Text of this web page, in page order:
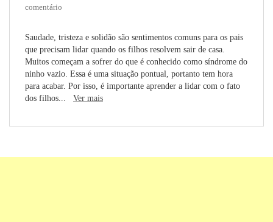
comentário
Saudade, tristeza e solidão são sentimentos comuns para os pais
que precisam lidar quando os filhos resolvem sair de casa.
Muitos começam a sofrer do que é conhecido como síndrome do
ninho vazio. Essa é uma situação pontual, portanto tem hora
para acabar. Por isso, é importante aprender a lidar com o fato
dos filhos... Ver mais